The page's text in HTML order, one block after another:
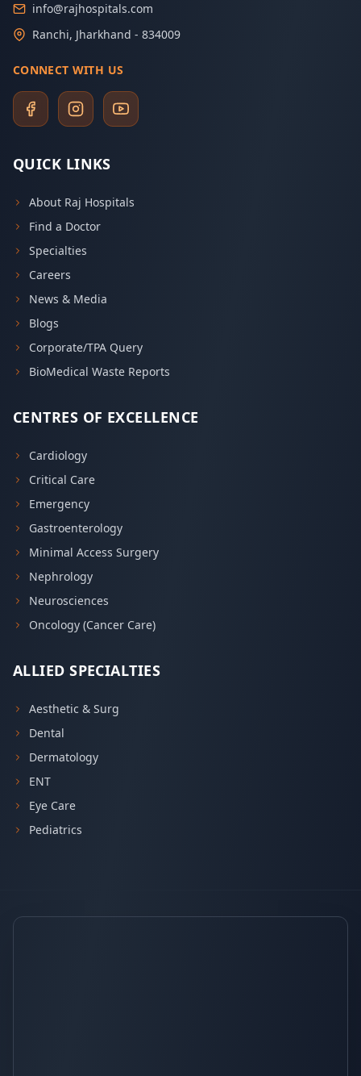
info@rajhospitals.com
Ranchi, Jharkhand - 834009
CONNECT WITH US
QUICK LINKS
About Raj Hospitals
Find a Doctor
Specialties
Careers
News & Media
Blogs
Corporate/TPA Query
BioMedical Waste Reports
CENTRES OF EXCELLENCE
Cardiology
Critical Care
Emergency
Gastroenterology
Minimal Access Surgery
Nephrology
Neurosciences
Oncology (Cancer Care)
ALLIED SPECIALTIES
Aesthetic & Surg
Dental
Dermatology
ENT
Eye Care
Pediatrics